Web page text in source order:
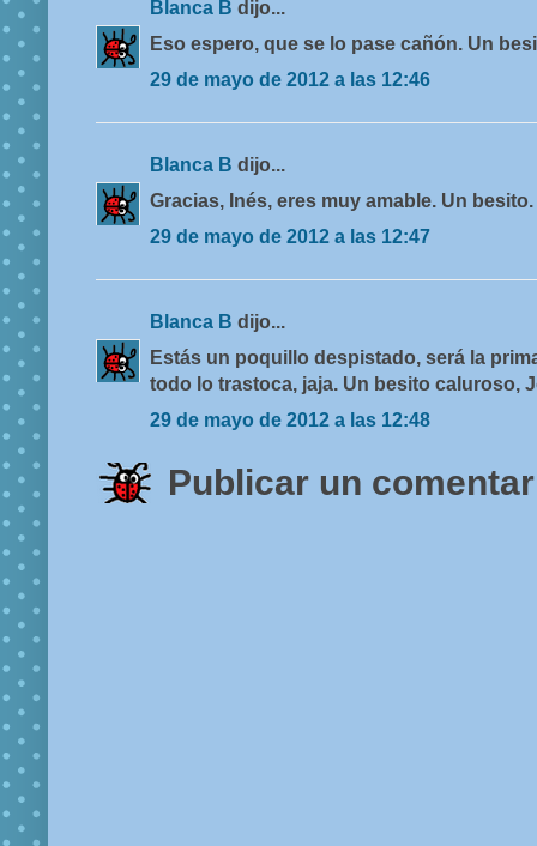
Blanca B dijo...
Eso espero, que se lo pase cañón. Un
29 de mayo de 2012 a las 12:46
Blanca B dijo...
Gracias, Inés, eres muy amable. Un besito.
29 de mayo de 2012 a las 12:47
Blanca B dijo...
Estás un poquillo despistado, será la
todo lo trastoca, jaja. Un besito caluroso,
29 de mayo de 2012 a las 12:48
Publicar un